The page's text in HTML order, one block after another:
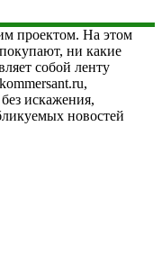
проектом. На этом
ни какие
собой ленту
искажения,
новостей